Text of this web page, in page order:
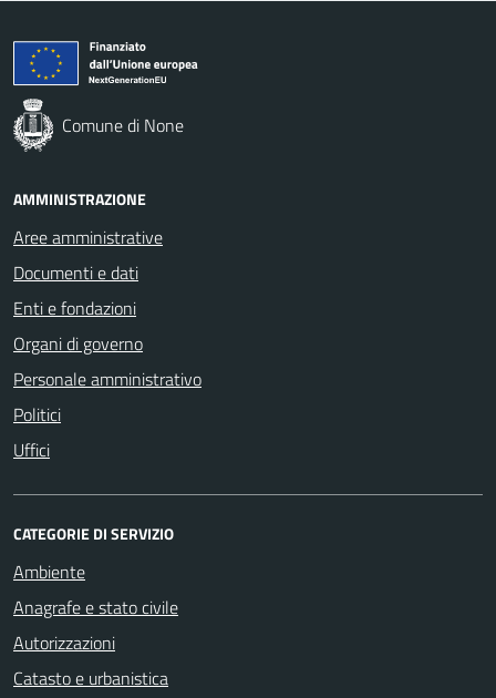
Comune di None
AMMINISTRAZIONE
Aree amministrative
Documenti e dati
Enti e fondazioni
Organi di governo
Personale amministrativo
Politici
Uffici
CATEGORIE DI SERVIZIO
Ambiente
Anagrafe e stato civile
Autorizzazioni
Catasto e urbanistica